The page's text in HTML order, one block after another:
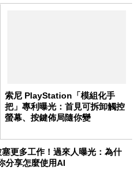
索尼 PlayStation「模組化手
把」專利曝光：首見可拆卸觸控
螢幕、按鍵佈局隨你變
更多工作！過來人曝光：為什
分享怎麼使用AI